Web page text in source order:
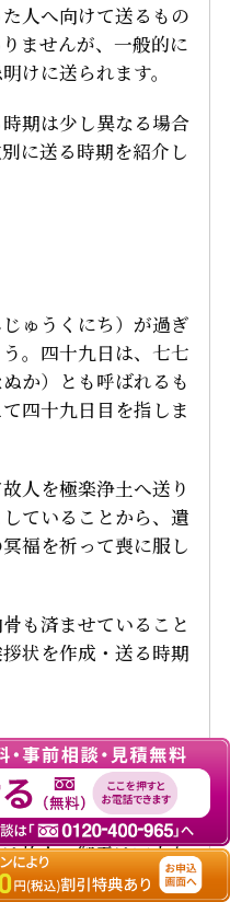
人へ向けて送るもの
ませんが、一般的に
けに送られます。
期は少し異なる場合
に送る時期を紹介し
ゅうくにち）が過ぎ
。四十九日は、七七
か）とも呼ばれるも
四十九日目を指しま
人を極楽浄土へ送り
ていることから、遺
福を祈って喪に服し
も済ませていること
状を作成・送る時期
（ごじゅうにちさ
故人の御霊は四十九
のに対し、神道では